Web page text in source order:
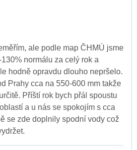
ale podle map ČHMÚ jsme
normálu za celý rok a
hodně opravdu dlouho nepršelo.
Prahy cca na 550-600 mm takže
Příští rok bych přál spoustu
a u nás se spokojím s cca
se zde doplnily spodní vody což